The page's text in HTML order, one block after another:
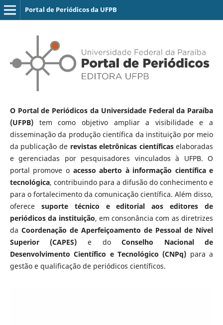
Portal de Periódicos da UFPB
O Portal de Periódicos da Universidade Federal da Paraíba
(UFPB)tem como objetivo ampliar a visibilidade e a
disseminação da produção científica da instituição por meio
da publicação de revistas eletrônicas científicaselaboradas
e gerenciadas por pesquisadores vinculados à UFPB. O
portal promove o acesso aberto à informação científica e
tecnológica, contribuindo para a difusão do conhecimento e
para o fortalecimento da comunicação científica. Além disso,
oferece suporte técnico e editorial aos editores de
periódicos da instituição, em consonância com as diretrizes
da Coordenação de Aperfeiçoamento de Pessoal de Nível
Superior (CAPES) e doConselho Nacional de
Desenvolvimento Científico e Tecnológico (CNPq) para a
gestão e qualificação de periódicos científicos.